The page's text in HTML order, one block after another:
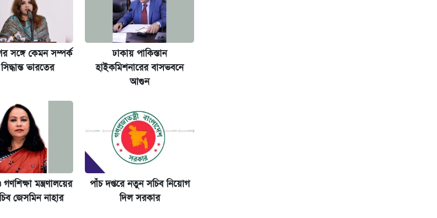
যা
দাম ও ফিচার
সঙ্গে কেমন সম্পর্ক
ভারতের
ঢাকায় পাকিস্তান
হাইকমিশনারের বাসভবনে
আগুন
মন্ত্রণালয়ের
জেসমিন নাহার
পাঁচ দপ্তরে নতুন সচিব নিয়োগ
দিল সরকার